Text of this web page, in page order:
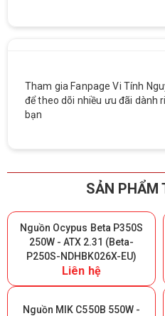
Tham gia Fanpage Vi Tính
để theo dõi nhiều ưu đãi dành
bạn
SẢN PHẨM
Nguồn Ocypus Beta P350S
250W - ATX 2.31 (Beta-
P250S-NDHBK026X-EU)
Liên hệ
Nguồn MIK C550B 550W -